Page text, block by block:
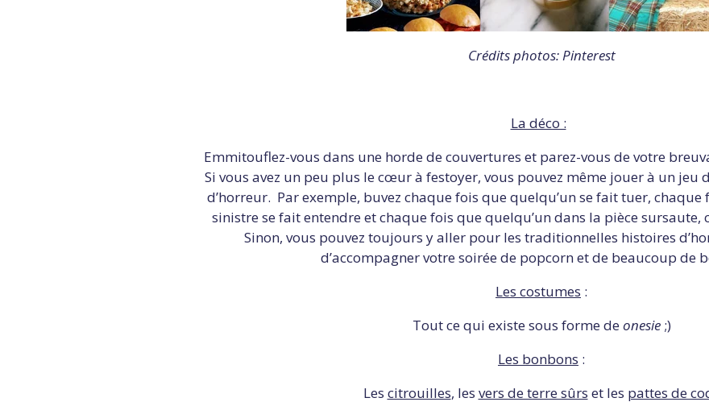
Crédits photos: Pinterest
La déco :
Emmitouflez-vous dans une horde de couvertures et parez-vous de votre
Si vous avez un peu plus le cœur à festoyer, vous pouvez même jouer à un jeu
d’horreur. Par exemple, buvez chaque fois que quelqu’un se fait tuer,
sinistre se fait entendre et chaque fois que quelqu’un dans la pièce sursaute,
Sinon, vous pouvez toujours y aller pour les traditionnelles histoires
d’accompagner votre soirée de popcorn et de beaucoup de
Les costumes :
Tout ce qui existe sous forme de onesie;)
Les bonbons :
Les citrouilles, les vers de terre sûrs et les pattes de